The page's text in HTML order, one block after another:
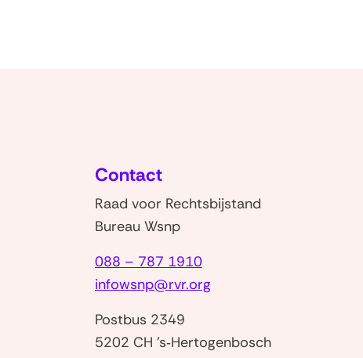
Contact
Raad voor Rechtsbijstand
Bureau Wsnp
088 – 787 1910
infowsnp@rvr.org
Postbus 2349
5202 CH 's‑Hertogenbosch